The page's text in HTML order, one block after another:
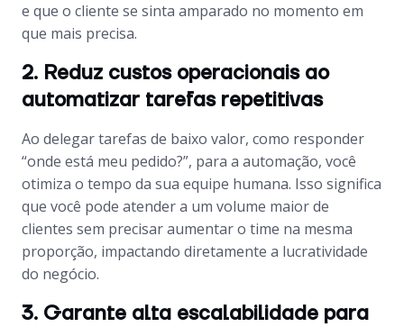
e que o cliente se sinta amparado no momento em
que mais precisa.
2. Reduz custos operacionais ao
automatizar tarefas repetitivas
Ao delegar tarefas de baixo valor, como responder
“onde está meu pedido?”, para a automação, você
otimiza o tempo da sua equipe humana. Isso significa
que você pode atender a um volume maior de
clientes sem precisar aumentar o time na mesma
proporção, impactando diretamente a lucratividade
do negócio.
3. Garante alta escalabilidade para